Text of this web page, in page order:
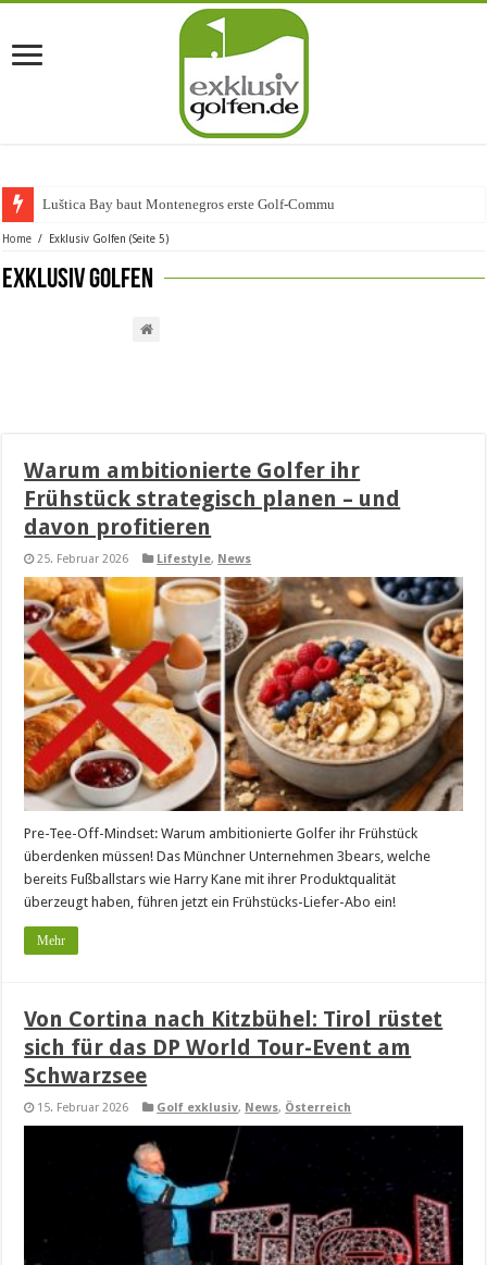
Luštica Bay baut Montenegros erste Golf-Community weiter aus
Home / Exklusiv Golfen (Seite 5)
Exklusiv Golfen
Warum ambitionierte Golfer ihr
Frühstück strategisch planen – und
davon profitieren
25. Februar 2026 Lifestyle, News
Pre-Tee-Off-Mindset: Warum ambitionierte Golfer ihr Frühstück
überdenken müssen! Das Münchner Unternehmen 3bears, welche
bereits Fußballstars wie Harry Kane mit ihrer Produktqualität
überzeugt haben, führen jetzt ein Frühstücks-Liefer-Abo ein!
Mehr
Von Cortina nach Kitzbühel: Tirol rüstet
sich für das DP World Tour-Event am
Schwarzsee
15. Februar 2026 Golf exklusiv, News, Österreich